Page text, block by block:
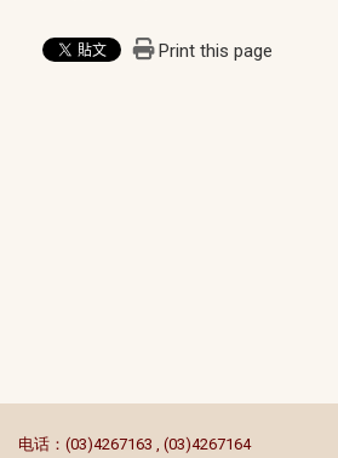
Print this page
电话：(03)4267163 , (03)4267164